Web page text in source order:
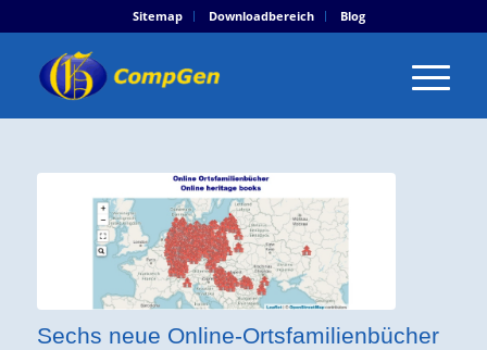
Sitemap Downloadbereich Blog
Sechs neue Online-Ortsfamilienbücher